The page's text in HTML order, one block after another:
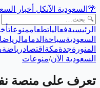
🌴 السعودية الآنكل أخبار
الرئيسيةفعالياتطعاممنوعات
السعوديةسياحة الدمامالرياض
المنورةجدةمكة اقتصادرياضة
السعودية الآن/منوعات
تعرف على منصة